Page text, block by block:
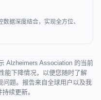
据深度结合，实现全方位、
Alzheimers Association 的当前
能下降情况，以便您随时了解
题。报告来自全球用户以及我
续更新。